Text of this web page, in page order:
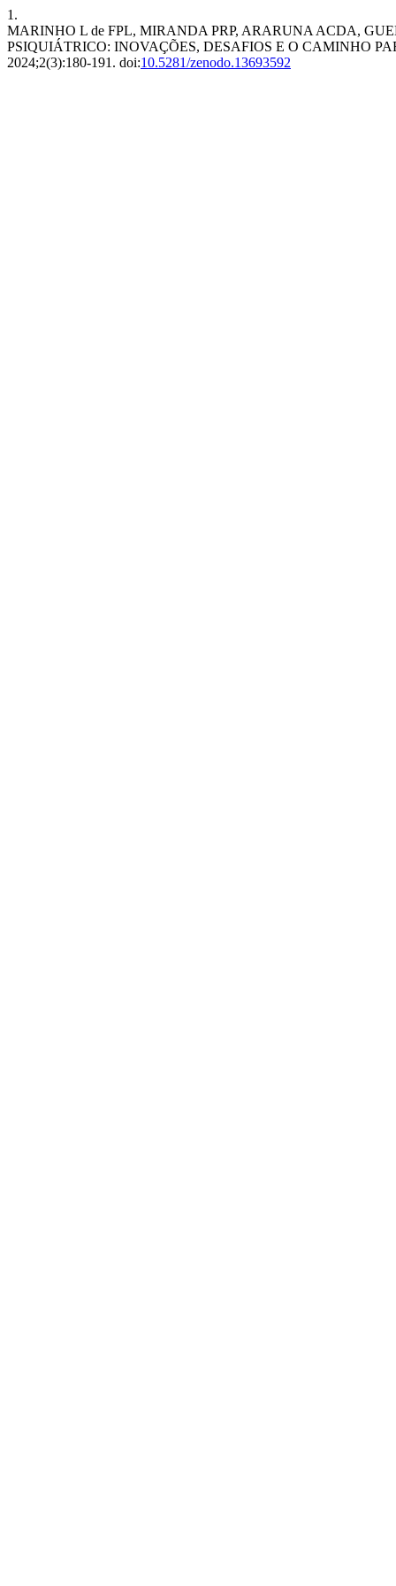
1.
MARINHO L de FPL, MIRANDA PRP, ARARUNA ACDA,
PSIQUIÁTRICO: INOVAÇÕES, DESAFIOS E O CAMINHO
2024;2(3):180-191. doi:10.5281/zenodo.13693592